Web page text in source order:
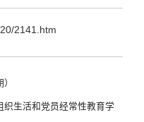
2141.htm
织生活和党员经常性教育学